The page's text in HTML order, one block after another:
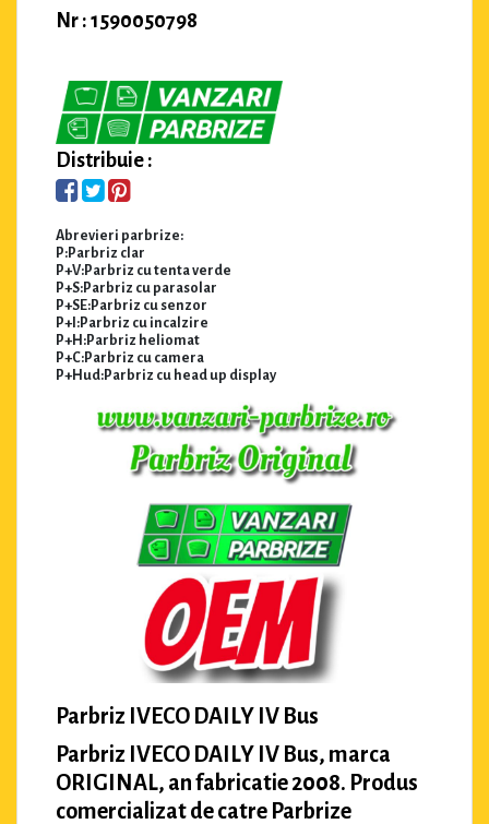
Nr : 1590050798
Distribuie :
Abrevieri parbrize:
P:Parbriz clar
P+V:Parbriz cu tenta verde
P+S:Parbriz cu parasolar
P+SE:Parbriz cu senzor
P+I:Parbriz cu incalzire
P+H:Parbriz heliomat
P+C:Parbriz cu camera
P+Hud:Parbriz cu head up display
Parbriz IVECO DAILY IV Bus
Parbriz IVECO DAILY IV Bus, marca
ORIGINAL, an fabricatie 2008. Produs
comercializat de catre Parbrize